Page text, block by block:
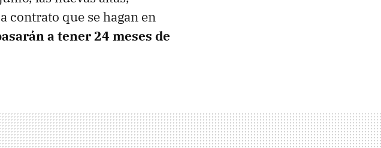
contrato que se hagan en
a tener 24 meses de